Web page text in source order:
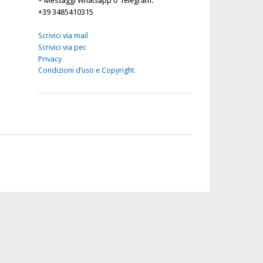
+39 3485410315
Scrivici via mail
Scrivici via pec
Privacy
Condizioni d’uso e Copyright